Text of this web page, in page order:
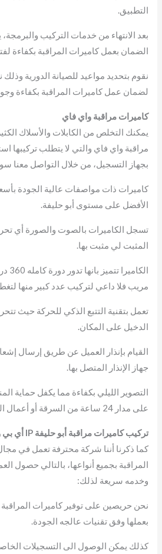
التطبيق.
بعد الانتهاء من خدمات التركيب
الضمان بعمل كاميرات المراقبة بكفاءة
نقوم بتحديد مواعيد للصيانة الدورية
لضمان عمل كاميرات المراقبة بكفاءة
كاميرات مراقبة واي فاي
يمكنك التخلص من الكابلات والأسلاك
مراقبة واي فاي والتي لا يتطلب تركيبها
بجهاز التسجيل، من خلال التواصل
كاميرات ذات مواصفات عالية الجودة
الأفضل على مستوى أبو حليفة.
تسجل الكاميرات بالصوت والصورة أي
المثبت لي مثبت بها.
مريب فلا داعي لتركيب عدد كبير منها
تعمل بتقنية التتبع الذكي للحركة حيث
الدخيل على المكان.
القيام بإنذار العميل عن طريق إرسال
جهاز الإنذار المتصل بها.
التصوير الليلي بكفاءة مما يكفل حماية
على مدار 24 ساعة من السرقة أو أعمال التخريب.
تركيب كاميرات مراقبة أبو حليفة IP أي بي ومميزاتها
كما ذكرنا أننا شركة محترفة تعمل في
المراقبة بجميع أنواعها، بالتالي حصول
وخدمه سريعة لذلك:
نحن حريصين على توفير كاميرات المراقبة
بعملها وفق تقنيات عالجه الجودة.
كذلك يمكن الوصول الى التسجيلات